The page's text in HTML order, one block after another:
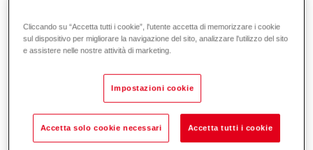
nudimo. Smatram da nas upravo sve ovo
izdvajaju kao vrhunskog dobavljača u odnosu
Cliccando su “Accetta tutti i cookie”, l'utente accetta di memorizzare i cookie
sul dispositivo per migliorare la navigazione del sito, analizzare l'utilizzo del sito
e assistere nelle nostre attività di marketing.
Impostazioni cookie
Accetta solo cookie necessari Accetta tutti i cookie